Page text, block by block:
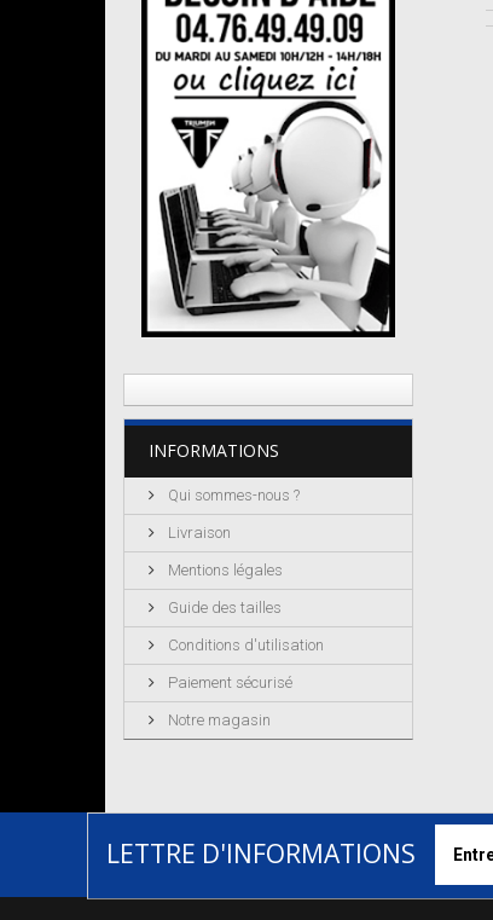
INFORMATIONS
Qui sommes-nous ?
Livraison
Mentions légales
Guide des tailles
Conditions d'utilisation
Paiement sécurisé
Notre magasin
LETTRE D'INFORMATIONS